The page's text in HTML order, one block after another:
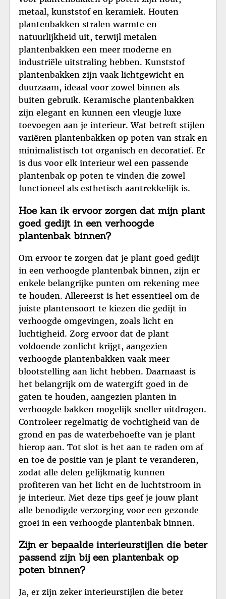
metaal, kunststof en keramiek. Houten
plantenbakken stralen warmte en
natuurlijkheid uit, terwijl metalen
plantenbakken een meer moderne en
industriële uitstraling hebben. Kunststof
plantenbakken zijn vaak lichtgewicht en
duurzaam, ideaal voor zowel binnen als
buiten gebruik. Keramische plantenbakken
zijn elegant en kunnen een vleugje luxe
toevoegen aan je interieur. Wat betreft stijlen
variëren plantenbakken op poten van strak en
minimalistisch tot organisch en decoratief. Er
is dus voor elk interieur wel een passende
plantenbak op poten te vinden die zowel
functioneel als esthetisch aantrekkelijk is.
Hoe kan ik ervoor zorgen dat mijn plant
goed gedijt in een verhoogde
plantenbak binnen?
Om ervoor te zorgen dat je plant goed gedijt
in een verhoogde plantenbak binnen, zijn er
enkele belangrijke punten om rekening mee
te houden. Allereerst is het essentieel om de
juiste plantensoort te kiezen die gedijt in
verhoogde omgevingen, zoals licht en
luchtigheid. Zorg ervoor dat de plant
voldoende zonlicht krijgt, aangezien
verhoogde plantenbakken vaak meer
blootstelling aan licht hebben. Daarnaast is
het belangrijk om de watergift goed in de
gaten te houden, aangezien planten in
verhoogde bakken mogelijk sneller uitdrogen.
Controleer regelmatig de vochtigheid van de
grond en pas de waterbehoefte van je plant
hierop aan. Tot slot is het aan te raden om af
en toe de positie van je plant te veranderen,
zodat alle delen gelijkmatig kunnen
profiteren van het licht en de luchtstroom in
je interieur. Met deze tips geef je jouw plant
alle benodigde verzorging voor een gezonde
groei in een verhoogde plantenbak binnen.
Zijn er bepaalde interieurstijlen die beter
passend zijn bij een plantenbak op
poten binnen?
Ja, er zijn zeker interieurstijlen die beter